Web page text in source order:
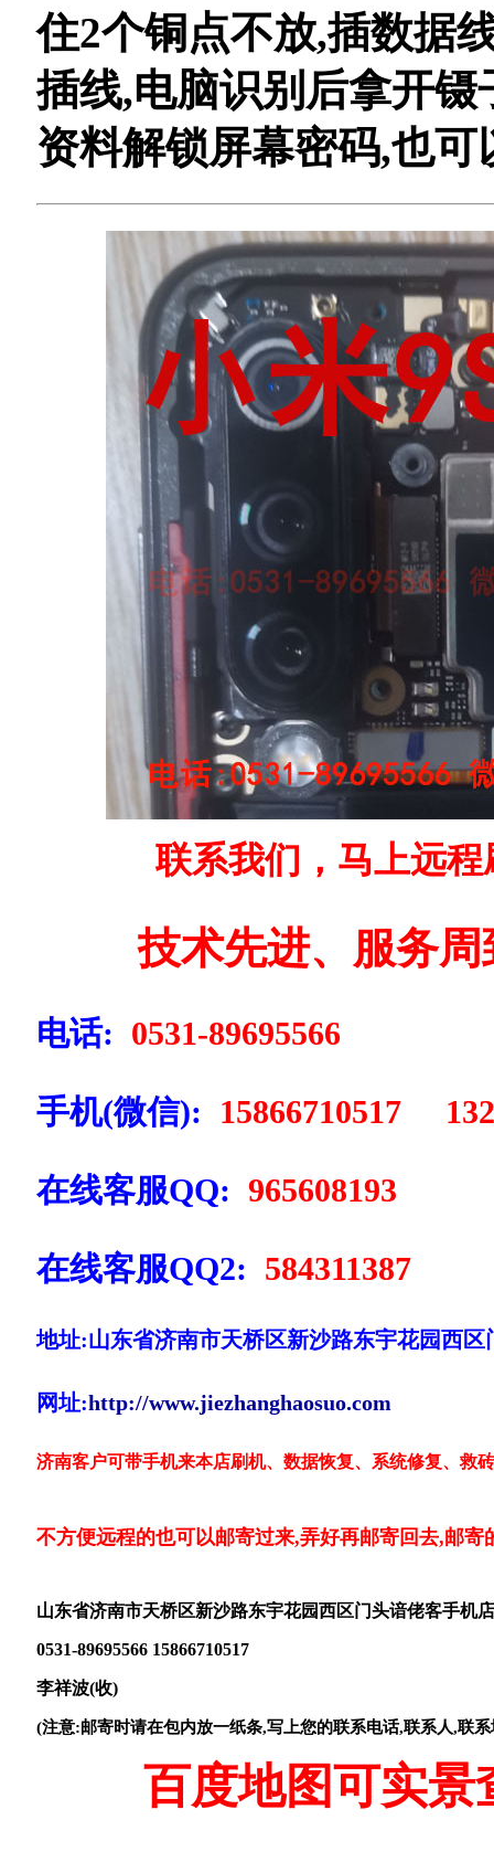
住2个铜点不放,插数据
插线,电脑识别后拿开
资料解锁屏幕密码,也
联系我们，马上远
技术先进、服务
电话: 0531-89695566
手机(微信): 15866710517
在线客服QQ: 965608193
在线客服QQ2: 584311387
地址:山东省济南市天桥区新沙路东宇花园西区
网址:http://www.jiezhanghaosuo.com
济南客户可带手机来本店刷机、数据恢复、系统修复、救
不方便远程的也可以邮寄过来,弄好再邮寄回去,邮寄
山东省济南市天桥区新沙路东宇花园西区门头谙佬客手机店
0531-89695566 15866710517
李祥波(收)
(注意:邮寄时请在包内放一纸条,写上您的联系电话,联系人,联
百度地图可实景